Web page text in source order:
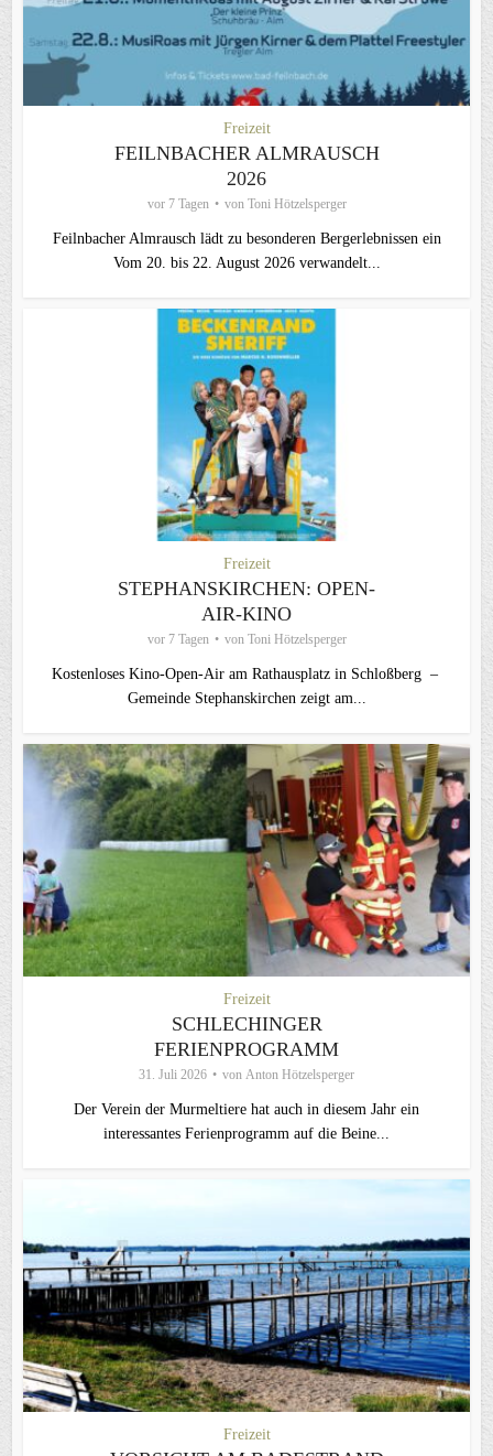
Freizeit
FEILNBACHER ALMRAUSCH
2026
vor 7 Tagen von Toni Hötzelsperger
Feilnbacher Almrausch lädt zu besonderen Bergerlebnissen ein
Vom 20. bis 22. August 2026 verwandelt...
Freizeit
STEPHANSKIRCHEN: OPEN-
AIR-KINO
vor 7 Tagen von Toni Hötzelsperger
Kostenloses Kino-Open-Air am Rathausplatz in Schloßberg –
Gemeinde Stephanskirchen zeigt am...
Freizeit
SCHLECHINGER
FERIENPROGRAMM
31. Juli 2026 von Anton Hötzelsperger
Der Verein der Murmeltiere hat auch in diesem Jahr ein
interessantes Ferienprogramm auf die Beine...
Freizeit